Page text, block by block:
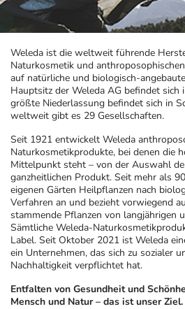
Diabetes
Körperpflege & Kosmetik
Liebe & Erotik
Mutter & Kind
Nahrungsergänzung
Natur & Homöopathie
Sanitätshaus
Geschenkideen
Aktuelle Coupons 7
Summer SALE
Reiseapotheke
Insektenschutz
Sonnenpflege
Sommerpflege für Haar und
Fragen und Antworten
Kontakt
Ratgeber
Beliebte Beiträge
E-Rezept einlösen
E-Rezept App
5% Extra Cash
Avene & Ducray Deals
Eucerin Deals
Evolsin Deals
Frontline & Frontpro Deals
Nattermann Deals
R(h)ein Nutrition Deals
Weleda ist die weltweit führende
Naturkosmetik und
auf natürliche und biologisch-
Hauptsitz der Weleda AG befindet sich
größte Niederlassung befindet sich in
weltweit gibt es 29 Gesellschaften.
Seit 1921 entwickelt Weleda
Naturkosmetikprodukte, bei denen die
Mittelpunkt steht – von der Auswahl
ganzheitlichen Produkt. Seit mehr als
eigenen Gärten Heilpflanzen nach
Verfahren an und bezieht vorwiegend
stammende Pflanzen von langjährigen
Sämtliche Weleda-
Label. Seit Oktober 2021 ist Weleda
ein Unternehmen, das sich zu sozialer
Nachhaltigkeit verpflichtet hat.
Entfalten von Gesundheit und
Mensch und Natur – das ist unser Ziel.